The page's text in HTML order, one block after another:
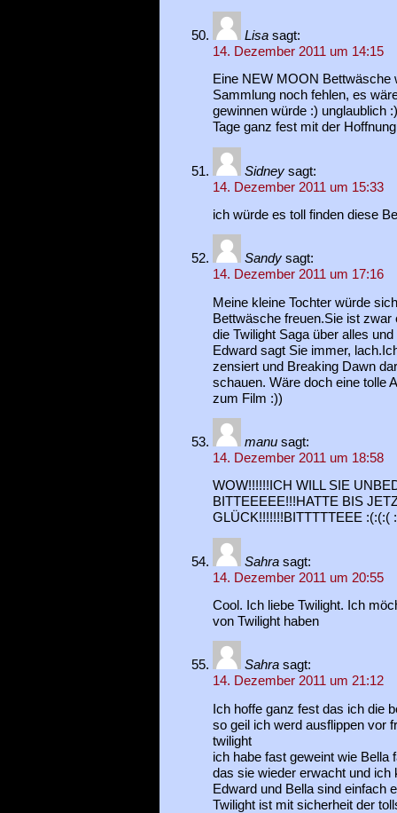
Lisa sagt:
14. Dezember 2011 um 14:15
Eine NEW MOON Bettwäsche
Sammlung noch fehlen, es
gewinnen würde :) unglaublich
Tage ganz fest mit der
Sidney sagt:
14. Dezember 2011 um 15:33
ich würde es toll finden diese
Sandy sagt:
14. Dezember 2011 um 17:16
Meine kleine Tochter würde
Bettwäsche freuen.Sie ist
die Twilight Saga über alles
Edward sagt Sie immer,
zensiert und Breaking Dawn
schauen. Wäre doch eine tolle
zum Film :))
manu sagt:
14. Dezember 2011 um 18:58
WOW!!!!!!ICH WILL SIE
BITTEEEEE!!!HATTE BIS
GLÜCK!!!!!!!BITTTTTEEE :(:(:(
Sahra sagt:
14. Dezember 2011 um 20:55
Cool. Ich liebe Twilight. Ich
von Twilight haben
Sahra sagt:
14. Dezember 2011 um 21:12
Ich hoffe ganz fest das ich die
so geil ich werd ausflippen vor
twilight
ich habe fast geweint wie Bella
das sie wieder erwacht und ich
Edward und Bella sind einfach
Twilight ist mit sicherheit der